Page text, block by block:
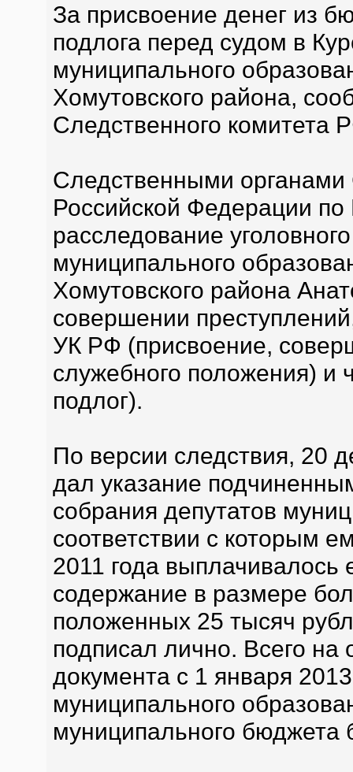
За присвоение денег из
подлога перед судом в
муниципального
Хомутовского района,
Следственного комитета
Следственными органами
Российской Федерации
расследование
муниципального
Хомутовского района
совершении
УК РФ (присвоение,
служебного положения) и
подлог).
По версии следствия, 20
дал указание
собрания депутатов
соответствии с которым
2011 года
содержание в размере
положенных 25 тысяч
подписал лично. Всего на
документа с 1 января
муниципального
муниципального бюджета